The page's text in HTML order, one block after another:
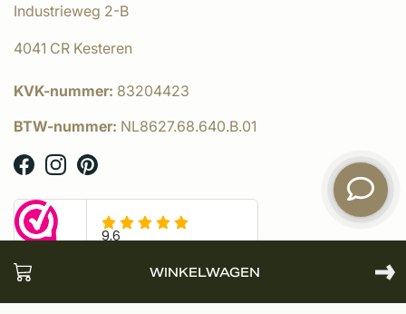
WINKELWAGEN
Industrieweg 2-B
4041 CR Kesteren
KVK-nummer: 83204423
BTW-nummer: NL8627.68.640.B.01